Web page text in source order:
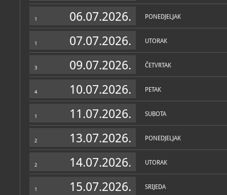
1 06.07.2026. PONEDJELJAK
1 07.07.2026. UTORAK
3 09.07.2026. ČETVRTAK
4 10.07.2026. PETAK
1 11.07.2026. SUBOTA
2 13.07.2026. PONEDJELJAK
2 14.07.2026. UTORAK
1 15.07.2026. SRIJEDA
OPĆI PODACI
Zbirke